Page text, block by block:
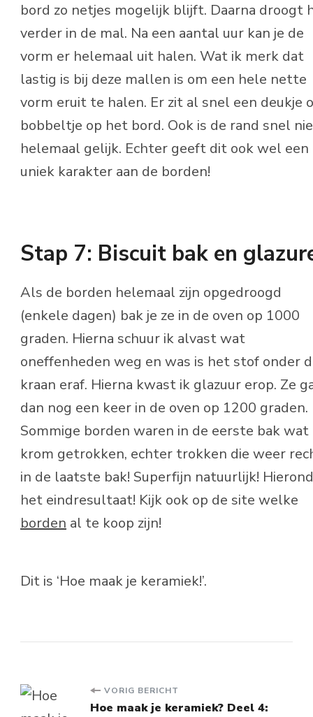
bord zo netjes mogelijk blijft. Daarna droogt
verder in de mal. Na een aantal uur kan je de
vorm er helemaal uit halen. Wat ik merk dat
lastig is bij deze mallen is om een hele nette
vorm eruit te halen. Er zit al snel een deukje
bobbeltje op het bord. Ook is de rand snel
helemaal gelijk. Echter geeft dit ook wel een
uniek karakter aan de borden!
Stap 7: Biscuit bak en
Als de borden helemaal zijn opgedroogd
(enkele dagen) bak je ze in de oven op 1000
graden. Hierna schuur ik alvast wat
oneffenheden weg en was is het stof onder
kraan eraf. Hierna kwast ik glazuur erop. Ze
dan nog een keer in de oven op 1200 graden.
Sommige borden waren in de eerste bak wat
krom getrokken, echter trokken die weer
in de laatste bak! Superfijn natuurlijk!
het eindresultaat! Kijk ook op de site welke
borden al te koop zijn!
Dit is ‘Hoe maak je keramiek!’.
BerichtVORIG BERICHT
Hoe maak je keramiek? Deel 4: